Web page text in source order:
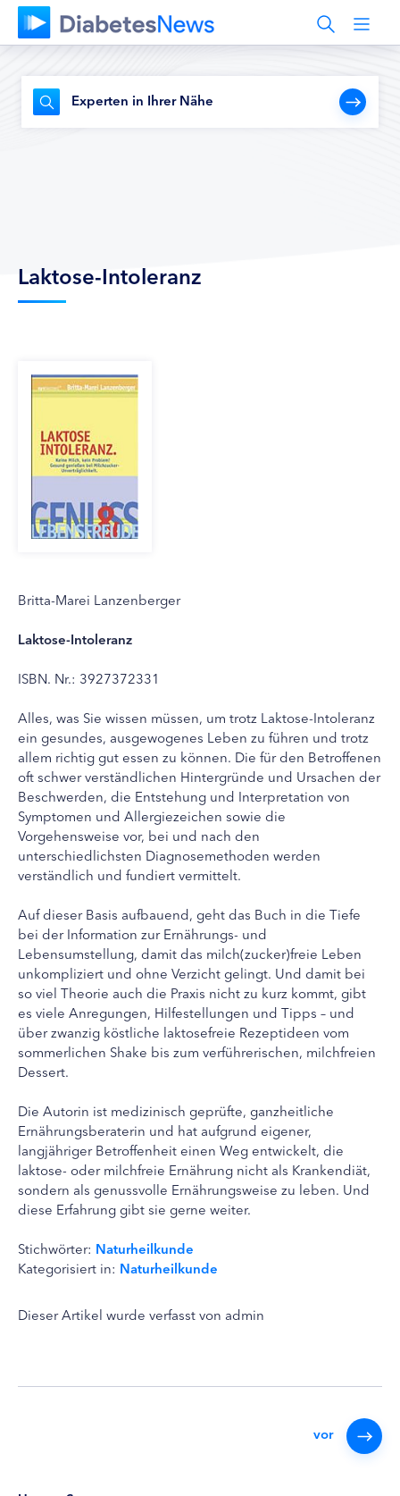
Experten in Ihrer Nähe
Laktose-Intoleranz
Britta-Marei Lanzenberger
Laktose-Intoleranz
ISBN. Nr.: 3927372331
Alles, was Sie wissen müssen, um trotz Laktose-Intoleranz
ein gesundes, ausgewogenes Leben zu führen und trotz
allem richtig gut essen zu können. Die für den Betroffenen
oft schwer verständlichen Hintergründe und Ursachen der
Beschwerden, die Entstehung und Interpretation von
Symptomen und Allergiezeichen sowie die
Vorgehensweise vor, bei und nach den
unterschiedlichsten Diagnosemethoden werden
verständlich und fundiert vermittelt.
Auf dieser Basis aufbauend, geht das Buch in die Tiefe
bei der Information zur Ernährungs- und
Lebensumstellung, damit das milch(zucker)freie Leben
unkompliziert und ohne Verzicht gelingt. Und damit bei
so viel Theorie auch die Praxis nicht zu kurz kommt, gibt
es viele Anregungen, Hilfestellungen und Tipps – und
über zwanzig köstliche laktosefreie Rezeptideen vom
sommerlichen Shake bis zum verführerischen, milchfreien
Dessert.
Die Autorin ist medizinisch geprüfte, ganzheitliche
Ernährungsberaterin und hat aufgrund eigener,
langjähriger Betroffenheit einen Weg entwickelt, die
laktose- oder milchfreie Ernährung nicht als Krankendiät,
sondern als genussvolle Ernährungsweise zu leben. Und
diese Erfahrung gibt sie gerne weiter.
Stichwörter: Naturheilkunde
Kategorisiert in: Naturheilkunde
Dieser Artikel wurde verfasst von admin
vor